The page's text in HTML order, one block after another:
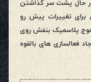
در حال پشت سر گذاشتن
برای تغییرات پیش رو
پلاسمیک بنفش روی
فعالسازی های بالقوه